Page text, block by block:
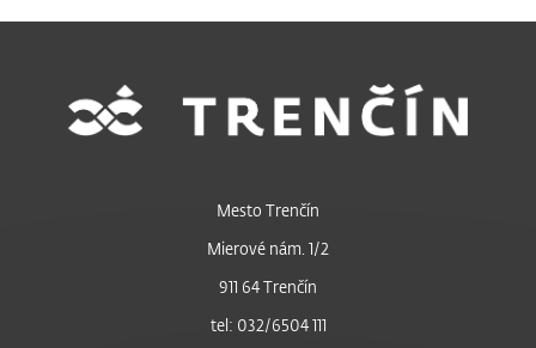
Mesto Trenčín
Mierové nám. 1/2
911 64 Trenčín
tel: 032/6504 111